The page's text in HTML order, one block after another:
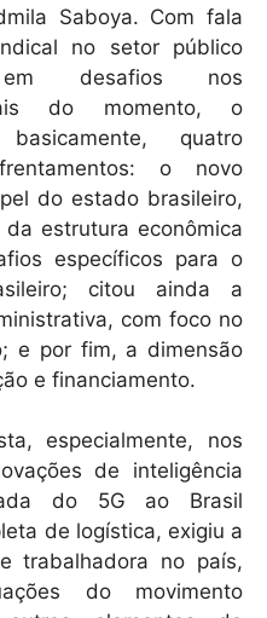
Saboya. Com fala
no setor público
desafios nos
do momento, o
quatro
o novo
do estado brasileiro,
estrutura econômica
específicos para o
citou ainda a
com foco no
e por fim, a dimensão
e financiamento.
especialmente, nos
de inteligência
do 5G ao Brasil
de logística, exigiu a
trabalhadora no país,
do movimento